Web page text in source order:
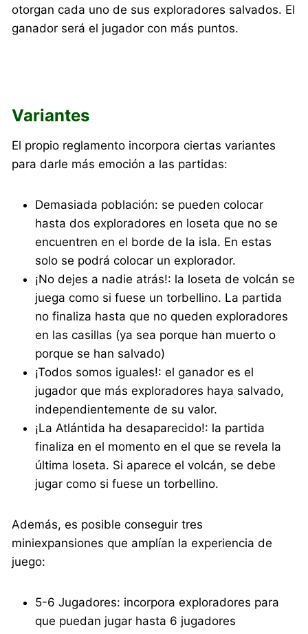
otorgan cada uno de sus exploradores salvados. El
ganador será el jugador con más puntos.
Variantes
El propio reglamento incorpora ciertas variantes
para darle más emoción a las partidas:
Demasiada población: se pueden colocar
hasta dos exploradores en loseta que no se
encuentren en el borde de la isla. En estas
solo se podrá colocar un explorador.
¡No dejes a nadie atrás!: la loseta de volcán se
juega como si fuese un torbellino. La partida
no finaliza hasta que no queden exploradores
en las casillas (ya sea porque han muerto o
porque se han salvado)
¡Todos somos iguales!: el ganador es el
jugador que más exploradores haya salvado,
independientemente de su valor.
¡La Atlántida ha desaparecido!: la partida
finaliza en el momento en el que se revela la
última loseta. Si aparece el volcán, se debe
jugar como si fuese un torbellino.
Además, es posible conseguir tres
miniexpansiones que amplían la experiencia de
juego:
5-6 Jugadores: incorpora exploradores para
que puedan jugar hasta 6 jugadores